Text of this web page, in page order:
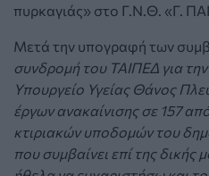
πυρκαγιάς» στο Γ.Ν.Θ. «Γ.
Μετά την υπογραφή των
συνδρομή του ΤΑΙΠΕΔ για
Υπουργείο Υγείας Θάνος
έργων ανακαίνισης σε 157
κτιριακών υποδομών του
που συμβαίνει επί της